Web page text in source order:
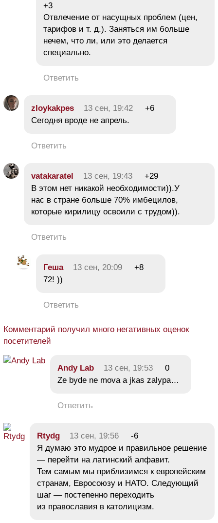
+3
Отвлечение от насущных проблем (цен,
тарифов и т. д.). Заняться им больше
нечем, что ли, или это делается
специально.
Ответить
zloykakpes 13 сен, 19:42
+6
Сегодня вроде не апрель.
Ответить
vatakaratel 13 сен, 19:43
+29
В этом нет никакой необходимости)).У
нас в стране больше 70% имбецилов,
которые кирилицу освоили с трудом)).
Ответить
Геша 13 сен, 20:09
+8
72! ))
Ответить
Комментарий получил много негативных оценок
посетителей
Andy Lab 13 сен, 19:53
0
Ze byde ne mova a jkas zalypa…
Ответить
Rtydg 13 сен, 19:56
-6
Я думаю это мудрое и правильное решение
— перейти на латинский алфавит.
Тем самым мы приблизимся к европейским
странам, Евросоюзу и НАТО. Следующий
шаг — постепенно переходить
из православия в католицизм.